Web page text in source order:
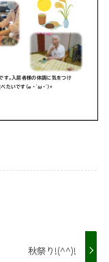
秋祭り!(^^)!